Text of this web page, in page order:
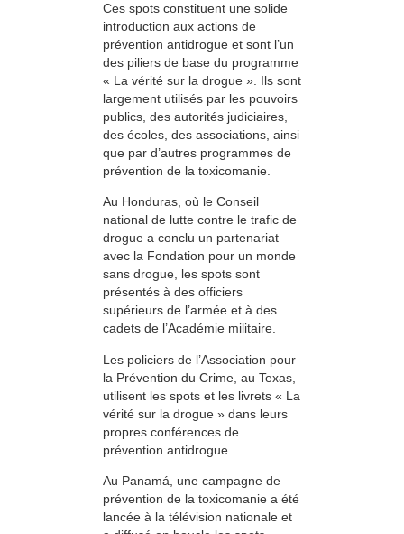
Ces spots constituent une solide
introduction aux actions de
prévention antidrogue et sont l’un
des piliers de base du programme
« La vérité sur la drogue ». Ils sont
largement utilisés par les pouvoirs
publics, des autorités judiciaires,
des écoles, des associations, ainsi
que par d’autres programmes de
prévention de la toxicomanie.
Au Honduras, où le Conseil
national de lutte contre le trafic de
drogue a conclu un partenariat
avec la Fondation pour un monde
sans drogue, les spots sont
présentés à des officiers
supérieurs de l’armée et à des
cadets de l’Académie militaire.
Les policiers de l’Association pour
la Prévention du Crime, au Texas,
utilisent les spots et les livrets « La
vérité sur la drogue » dans leurs
propres conférences de
prévention antidrogue.
Au Panamá, une campagne de
prévention de la toxicomanie a été
lancée à la télévision nationale et